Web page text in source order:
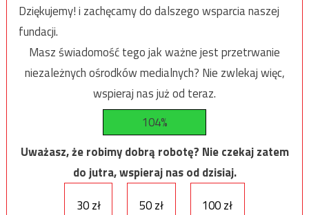
Dziękujemy! i zachęcamy do dalszego wsparcia naszej
fundacji.
Masz świadomość tego jak ważne jest przetrwanie
niezależnych ośrodków medialnych? Nie zwlekaj więc,
wspieraj nas już od teraz.
104%
Uważasz, że robimy dobrą robotę? Nie czekaj zatem
do jutra, wspieraj nas od dzisiaj.
30 zł
50 zł 100 zł